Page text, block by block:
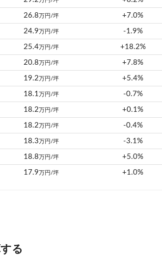
26.8万円/坪 +7.0%
24.9万円/坪 -1.9%
25.4万円/坪 +18.2%
20.8万円/坪 +7.8%
19.2万円/坪 +5.4%
18.1万円/坪 -0.7%
18.2万円/坪 +0.1%
18.2万円/坪 -0.4%
18.3万円/坪 -3.1%
18.8万円/坪 +5.0%
17.9万円/坪 +1.0%
る